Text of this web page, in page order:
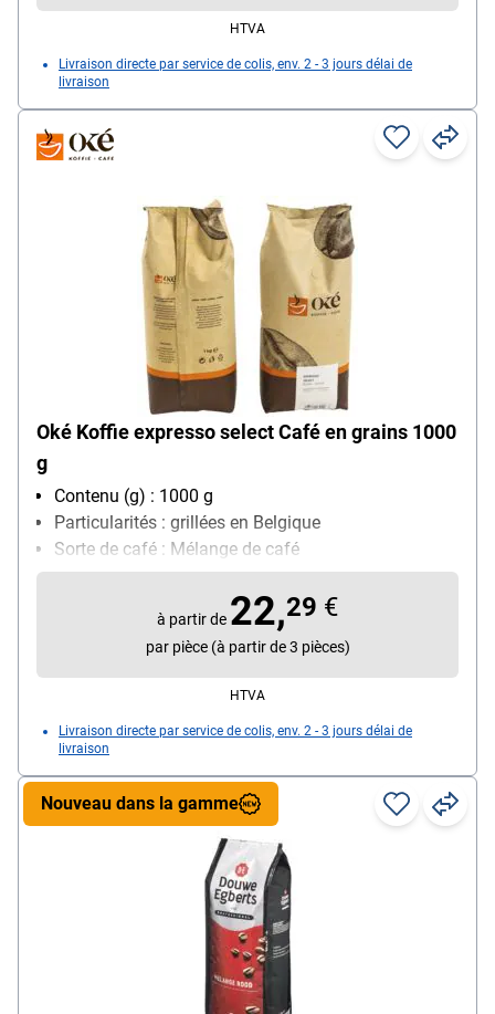
Sorte de café : Grains Arabica et Robusta
HTVA
Livraison directe par service de colis, env. 2 - 3 jours délai de
livraison
Oké Koffie expresso select Café en grains 1000
g
Contenu (g) : 1000 g
Particularités : grillées en Belgique
Sorte de café : Mélange de café
à partir de 22,29 €
par pièce (à partir de 3 pièces)
HTVA
Livraison directe par service de colis, env. 2 - 3 jours délai de
livraison
Nouveau dans la gamme